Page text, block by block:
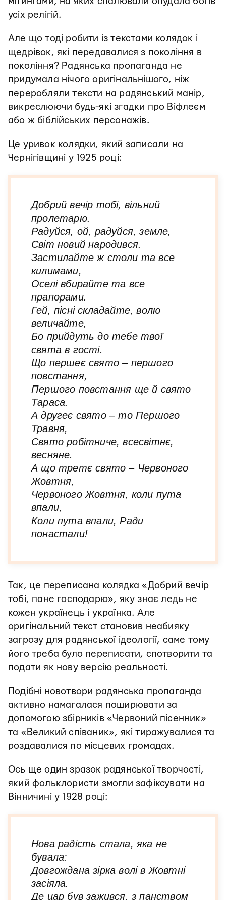
усіх релігій.
Але що тоді робити із текстами колядок і
щедрівок, які передавалися з покоління в
покоління? Радянська пропаганда не
придумала нічого оригінальнішого, ніж
переробляли тексти на радянський манір,
викреслюючи будь-які згадки про Віфлеєм
або ж біблійських персонажів.
Це уривок колядки, який записали на
Чернігівщині у 1925 році:
Добрий вечір тобі, вільний
пролетарю.
Радуйся, ой, радуйся, земле,
Світ новий народився.
Застилайте ж столи та все
килимами,
Оселі вбирайте та все
прапорами.
Гей, пісні складайте, волю
величайте,
Бо прийдуть до тебе твої
свята в гості.
Що першеє свято – першого
повстання,
Першого повстання ще й свято
Тараса.
А другеє свято – то Першого
Травня,
Свято робітниче, всесвітнє,
весняне.
А що третє свято – Червоного
Жовтня,
Червоного Жовтня, коли пута
впали,
Коли пута впали, Ради
понастали!
Так, це переписана колядка «Добрий вечір
тобі, пане господарю», яку знає ледь не
кожен українець і українка. Але
оригінальний текст становив неабияку
загрозу для радянської ідеології, саме тому
його треба було переписати, спотворити та
подати як нову версію реальності.
Подібні новотвори радянська пропаганда
активно намагалася поширювати за
допомогою збірників «Червоний пісенник»
та «Великий співаник», які тиражувалися та
роздавалися по місцевих громадах.
Ось ще один зразок радянської творчості,
який фольклористи змогли зафіксувати на
Вінничині у 1928 році:
Нова радість стала, яка не
бувала:
Довгождана зірка волі в Жовтні
засіяла.
Де цар був зажився, з панством